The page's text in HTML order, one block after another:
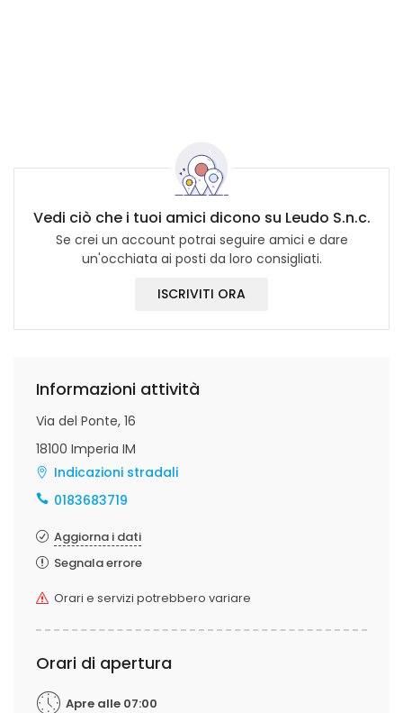
Vedi ciò che i tuoi amici dicono su Leudo S.n.c.
Se crei un account potrai seguire amici e dare
un'occhiata ai posti da loro consigliati.
ISCRIVITI ORA
Informazioni attività
Via del Ponte, 16
18100 Imperia IM
Indicazioni stradali
0183683719
Aggiorna i dati
Segnala errore
Orari e servizi potrebbero variare
Orari di apertura
Apre alle 07:00